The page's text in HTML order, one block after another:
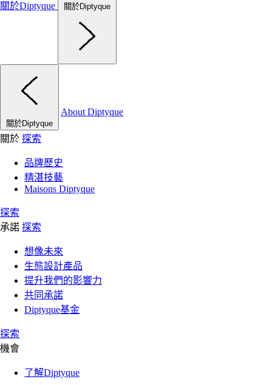
關於Diptyque
關於Diptyque
關於Diptyque
About Diptyque
關於 探索
品牌歷史
精湛技藝
Maisons Diptyque
探索
承諾 探索
想像未來
生態設計產品
提升我們的影響力
共同承諾
Diptyque基金
探索
機會
了解Diptyque